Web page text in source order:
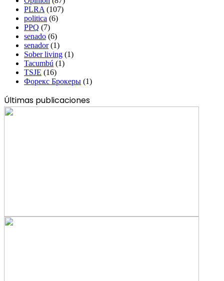
PLRA (107)
politica (6)
PPQ (7)
senado (6)
senador(1)
Sober living (1)
Tacumbú (1)
TSJE (16)
Форекс Брокеры (1)
Últimas publicaciones